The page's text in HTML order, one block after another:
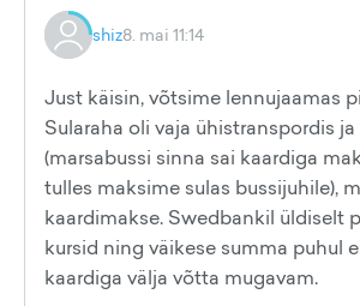
shiz8. mai 11:14
Just käisin, võtsime lennujaamas
Sularaha oli vaja ühistranspordis
(marsabussi sinna sai kaardiga
tulles maksime sulas bussijuhile),
kaardimakse. Swedbankil üldiselt
kursid ning väikese summa puhul
kaardiga välja võtta mugavam.